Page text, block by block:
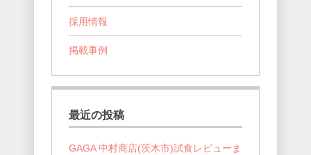
採用情報
掲載事例
最近の投稿
GAGA 中村商店(茨木市)試食レビューま